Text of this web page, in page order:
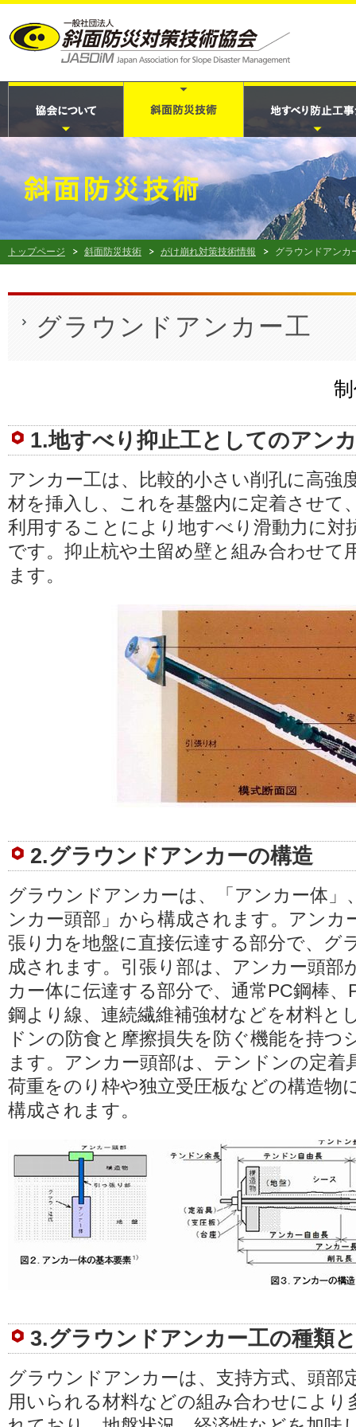
トップページ 斜面防災技術 がけ崩れ対策技術情報 グラウンドアンカ
グラウンドアンカー工
1.地すべり抑止工としてのアン
アンカー工は、比較的小さい削孔に高強
材を挿入し、これを基盤内に定着させて
利用することにより地すべり滑動力に対
です。抑止杭や土留め壁と組み合わせて
ます。
2.グラウンドアンカーの構造
グラウンドアンカーは、「アンカー体」
ンカー頭部」から構成されます。アンカ
張り力を地盤に直接伝達する部分で、グ
成されます。引張り部は、アンカー頭部
カー体に伝達する部分で、通常PC鋼棒
鋼より線、連続繊維補強材などを材料と
ドンの防食と摩擦損失を防ぐ機能を持つ
ます。アンカー頭部は、テンドンの定着
荷重をのり枠や独立受圧板などの構造物
構成されます。
3.グラウンドアンカー工の種類
グラウンドアンカーは、支持方式、頭部
用いられる材料などの組み合わせにより